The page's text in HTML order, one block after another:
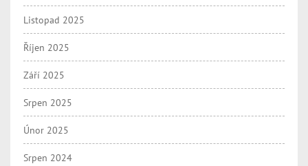
Listopad 2025
Říjen 2025
Září 2025
Srpen 2025
Únor 2025
Srpen 2024